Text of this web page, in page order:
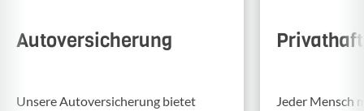
Autoversicherung
Unsere Auto­ver­si­che­rung bietet
Jeder Mensch